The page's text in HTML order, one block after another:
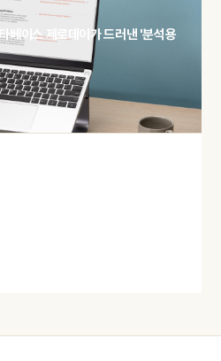
베이스 제로데이가 드러낸 '분석용